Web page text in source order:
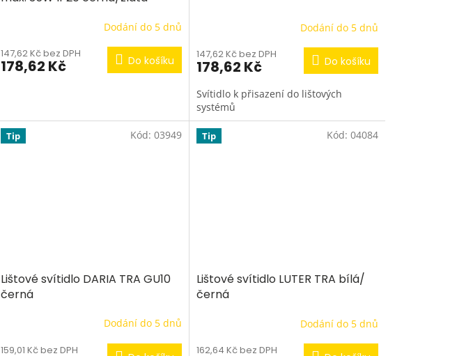
Dodání do 5 dnů
147,62 Kč bez DPH
178,62 Kč Do košíku
Dodání do 5 dnů
147,62 Kč bez DPH
178,62 Kč Do košíku
Svítidlo k přisazení do lištových
systémů
Tip
Lištové svítidlo DARIA TRA GU10
černá
Dodání do 5 dnů
159,01 Kč bez DPH
Kód: 03949 Tip
Lištové svítidlo LUTER TRA bílá/
černá
Dodání do 5 dnů
162,64 Kč bez DPH
Kód: 04084